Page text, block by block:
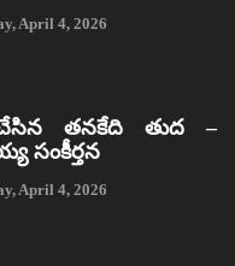
April 4, 2026
తనకేది తుద –
సంకీర్తన
April 4, 2026